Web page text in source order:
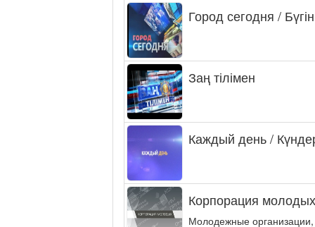
Город сегодня /
Заң тілімен
Каждый день /
Корпорация
Молодежные